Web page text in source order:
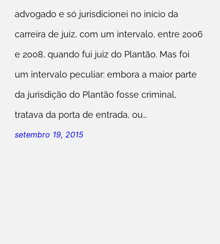
advogado e só jurisdicionei no início da
carreira de juiz, com um intervalo, entre 2006
e 2008, quando fui juiz do Plantão. Mas foi
um intervalo peculiar: embora a maior parte
da jurisdição do Plantão fosse criminal,
tratava da porta de entrada, ou…
setembro 19, 2015